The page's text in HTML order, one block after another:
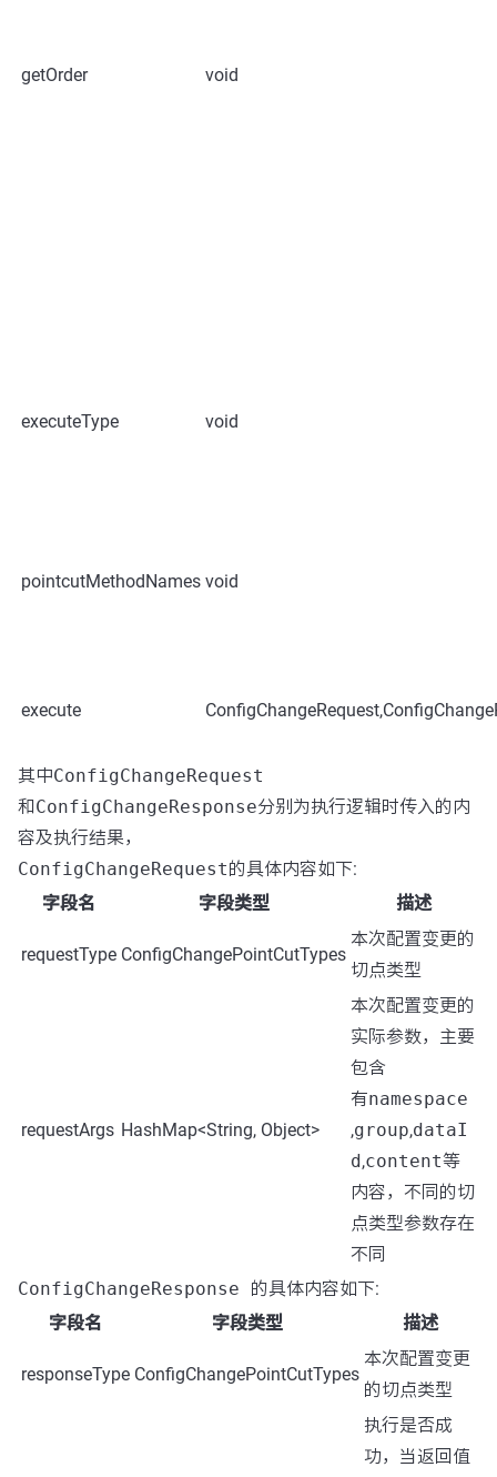
getOrder void
executeType void
pointcutMethodNames void
execute
其中ConfigChangeRequest
和ConfigChangeResponse分别为执行逻辑时传入的内
容及执行结果，
ConfigChangeRequest的具体内容如下:
字段名
字段类型 描述
requestType ConfigChangePointCutTypes
本次配置变更的
切点类型
requestArgs HashMap<String, Object>
本次配置变更的
实际参数，主要
包含
有namespace
,group,dataI
d,content等
内容，不同的切
点类型参数存在
不同
ConfigChangeResponse 的具体内容如下:
字段名
字段类型 描述
responseType ConfigChangePointCutTypes
本次配置变更
的切点类型
执行是否成
功，当返回值